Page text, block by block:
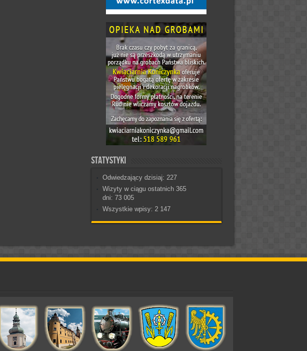
Statystyki
Odwiedzający dzisiaj: 227
Wizyty w ciągu ostatnich 365
dni: 73 005
Wszystkie wpisy: 2 147